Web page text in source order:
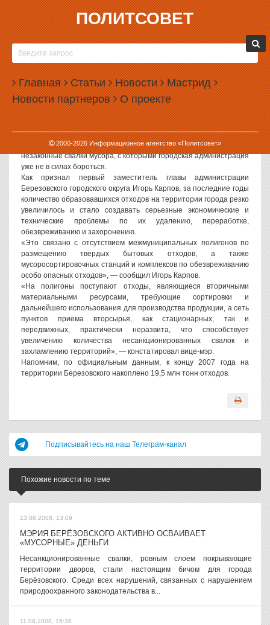
ПОЛИТСОВЕТ
Главная Статьи Новости Мастрид
Новости партнеров О проекте
2000-2026Информационное агентство «Политсовет»
27.08.2008, 08:41
МУСОР СТАЛ ГОЛОВНОЙ БОЛЬЮ ВЯЧЕСЛАВА
БРОЗОВСКОГО
Резкое увеличение отходов на территории Березовского стало
одной из главных проблем руководства города. Действующие
свалки уже не справляются с переработкой и утилизацией
поступающих огромных объемов мусора. Между тем количество
санкционированных мусороперерабатывающих предприятий в
городе не увеличивается, лишь разрастаются стихийные и
незаконные свалки мусора, с которыми городская администрация
уже не в силах бороться.
Как признал первый заместитель главы администрации
Березовского городского округа Игорь Карпов, за последние годы
количество образовавшихся отходов на территории города резко
увеличилось и стало создавать серьезные экономические и
технические проблемы по их удалению, переработке,
обезвреживанию и захоронению.
«Это связано с отсутствием межмуниципальных полигонов по
размещению твердых бытовых отходов, а также
мусоросортировочных станций и комплексов по обезвреживанию
особо опасных отходов», — сообщил Игорь Карпов.
«На полигоны поступают отходы, являющиеся вторичными
материальными ресурсами, требующие сортировки и
дальнейшего использования для производства продукции, а сеть
пунктов приема вторсырья, как стационарных, так и
передвижных, практически неразвита, что способствует
увеличению количества несанкционированных свалок и
захламлению территорий», — констатировал вице-мэр.
Напомним, по официальным данным, к концу 2007 года на
территории Березовского накоплено 19,5 млн тонн отходов.
Подписывайтесь на наш Телеграм-канал
Похожие новости по теме
13.08.2008, 13:09
МЭРИЯ БЕРЁЗОВСКОГО АКТИВНО ОСВАИВАЕТ
«МУСОРНЫЕ» ДЕНЬГИ
Несанкционированные свалки, ровным слоем покрывающие
территории дворов, стали настоящим бичом для города
Берёзовского. Среди всех нарушений, связанных с нарушением
природоохранного законодательства в...
11.08.2008, 15:38